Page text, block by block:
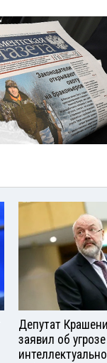
Депутат
заявил об